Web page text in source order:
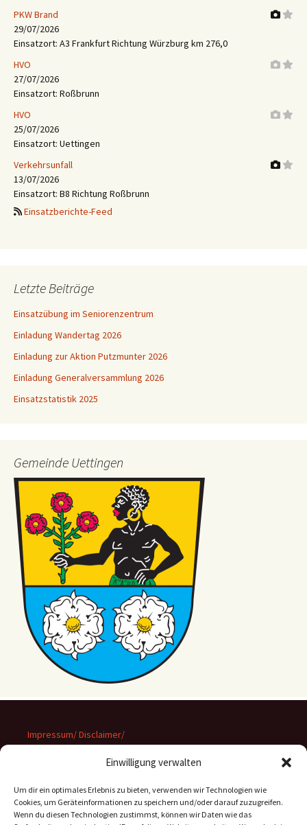
Einwilligung verwalten
Um dir ein optimales Erlebnis zu bieten, verwenden wir Technologien wie
Cookies, um Geräteinformationen zu speichern und/oder darauf zuzugreifen.
Wenn du diesen Technologien zustimmst, können wir Daten wie das
PKW Brand
29/07/2026
Einsatzort: A3 Frankfurt Richtung Würzburg km 276,0
HVO
27/07/2026
Einsatzort: Roßbrunn
HVO
25/07/2026
Einsatzort: Uettingen
Verkehrsunfall
13/07/2026
Einsatzort: B8 Richtung Roßbrunn
Einsatzberichte-Feed
Letzte Beiträge
Einsatzübung im Seniorenzentrum
Einladung Wandertag 2026
Einladung zur Aktion Putzmunter 2026
Einladung Generalversammlung 2026
Einsatzstatistik 2025
Gemeinde Uettingen
Impressum/ Disclaimer/
Datenschutz